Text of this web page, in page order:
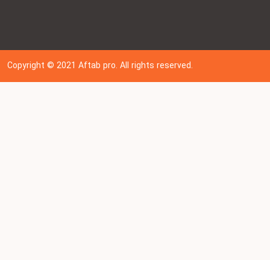
Copyright © 202 1Aftab pro. All rights reserved.